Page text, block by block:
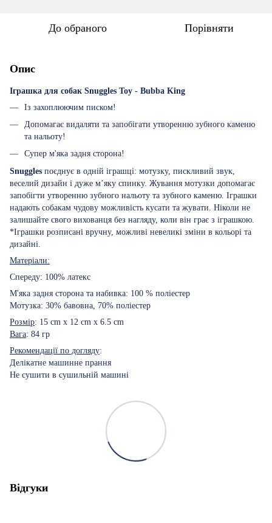
До обраного Порівняти
Опис
Іграшка для собак Snuggles Toy - Bubba King
Із захоплюючим писком!
Допомагає видаляти та запобігати утворенню зубного каменю
та нальоту!
Супер м'яка задня сторона!
Snuggles поєднує в одній іграшці: мотузку, пискливий звук,
веселий дизайн і дуже м’яку спинку. Жування мотузки допомагає
запобігти утворенню зубного нальоту та зубного каменю. Іграшки
надають собакам чудову можливість кусати та жувати. Ніколи не
залишайте свого вихованця без нагляду, коли він грає з іграшкою.
*Іграшки розписані вручну, можливі невеликі зміни в кольорі та
дизайні.
Матеріали:
Спереду: 100% латекс
М'яка задня сторона та набивка: 100 % поліестер
Мотузка: 30% бавовна, 70% поліестер
Розмір: 15 cm x 12 cm x 6.5 cm
Вага: 84 гр
Рекомендації по догляду:
Делікатне машинне прання
Не сушити в сушильній машині
Відгуки